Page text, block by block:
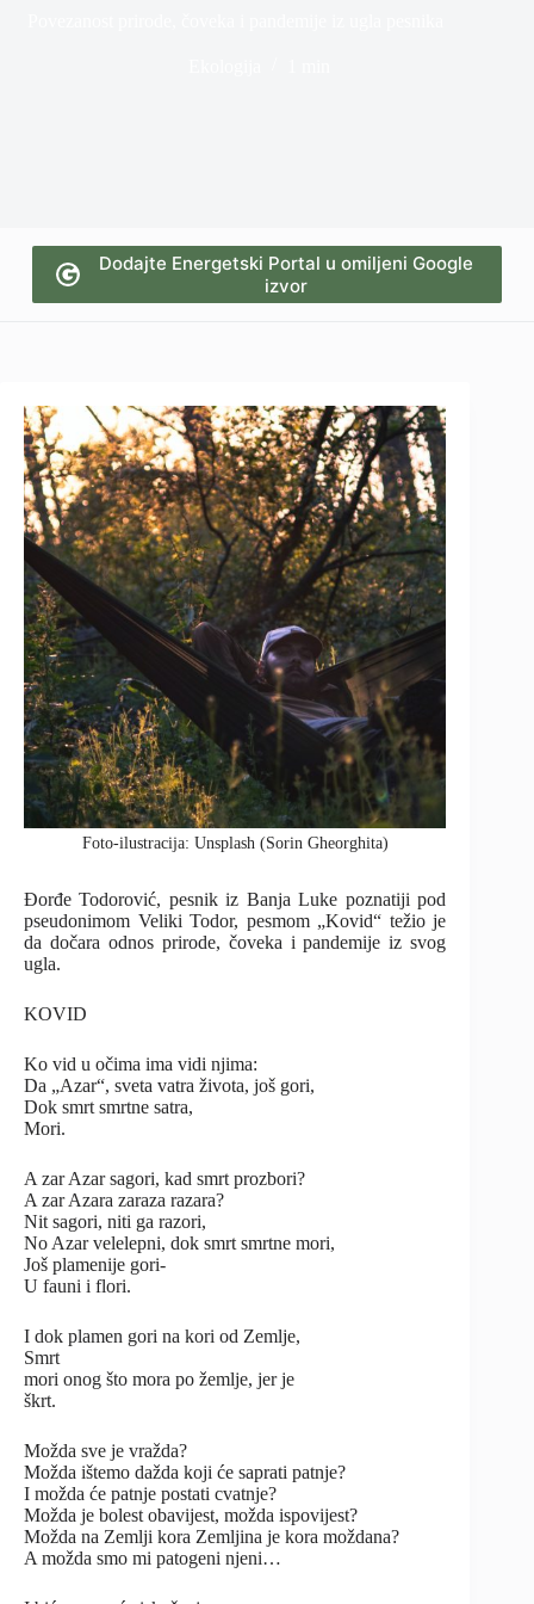
Dodajte Energetski Portal u omiljeni Google
izvor
Foto-ilustracija: Unsplash (Sorin Gheorghita)
Đorđe Todorović, pesnik iz Banja Luke poznatiji pod
pseudonimom Veliki Todor, pesmom „Kovid“ težio je
da dočara odnos prirode, čoveka i pandemije iz svog
ugla.
KOVID
Ko vid u očima ima vidi njima:
Da „Azar“, sveta vatra života, još gori,
Dok smrt smrtne satra,
Mori.
A zar Azar sagori, kad smrt prozbori?
A zar Azara zaraza razara?
Nit sagori, niti ga razori,
No Azar velelepni, dok smrt smrtne mori,
Još plamenije gori-
U fauni i flori.
I dok plamen gori na kori od Zemlje,
Smrt
mori onog što mora po žemlje, jer je
škrt.
Možda sve je vražda?
Možda ištemo dažda koji će saprati patnje?
I možda će patnje postati cvatnje?
Možda je bolest obavijest, možda ispovijest?
Možda na Zemlji kora Zemljina je kora moždana?
A možda smo mi patogeni njeni…